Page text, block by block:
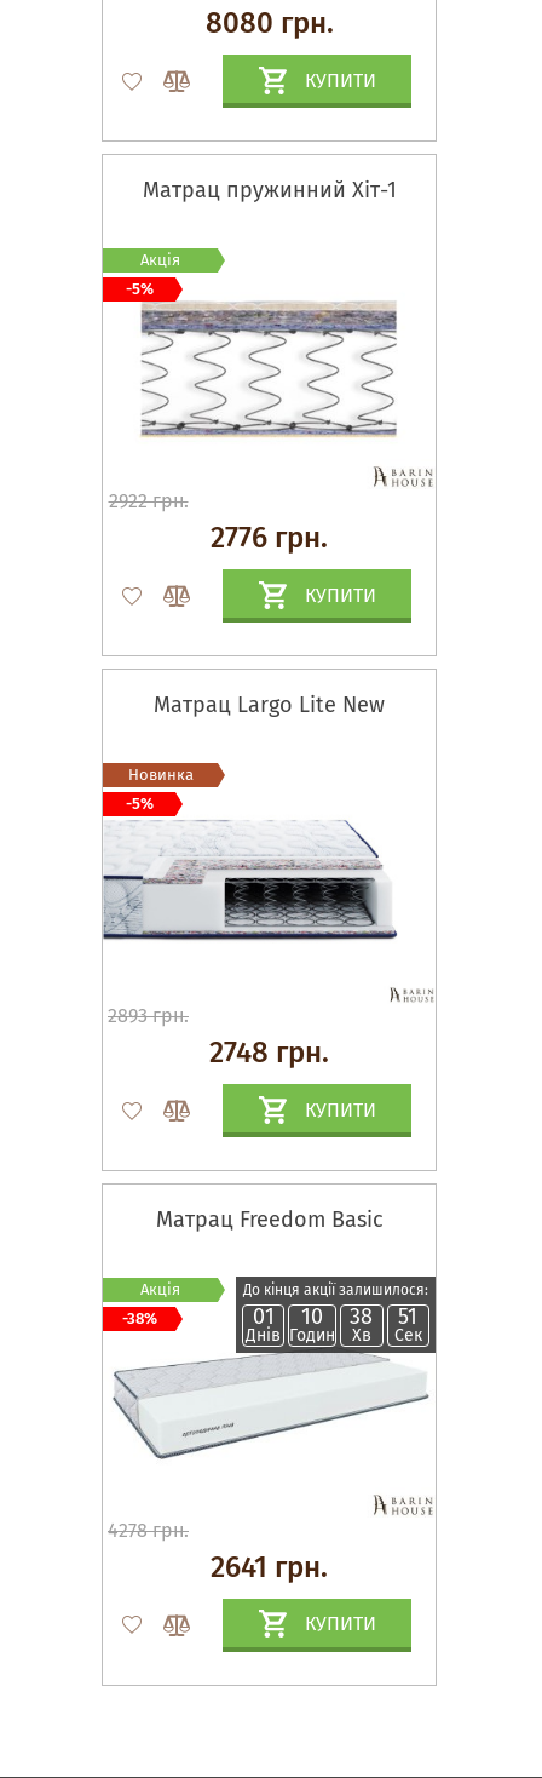
8080 грн.
КУПИТИ
Матрац пружинний Хіт-1
2922 грн.
2776 грн.
КУПИТИ
Акція
-5%
Матрац Largo Lite New
2893 грн.
2748 грн.
КУПИТИ
Новинка
-5%
Матрац Freedom Basic
До кінця акції залишилося:
01
Днів
10
Годин
38
Хв
50
Сек
4278 грн.
2641 грн.
КУПИТИ
Акція
-38%
Спальні, Ліжка